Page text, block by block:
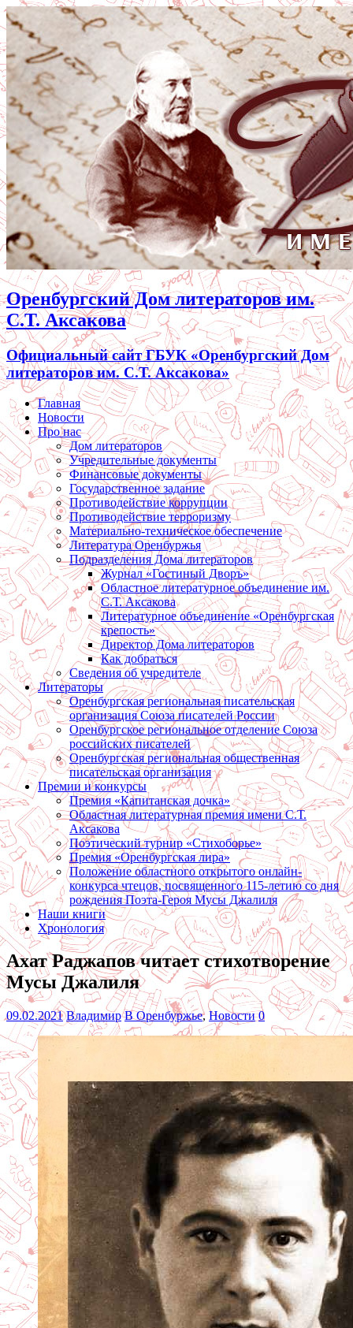
Оренбургский Дом литераторов им.
С.Т. Аксакова
Официальный сайт ГБУК «Оренбургский Дом
литераторов им. С.Т. Аксакова»
Главная
Новости
Про нас
Дом литераторов
Учредительные документы
Финансовые документы
Государственное задание
Противодействие коррупции
Противодействие терроризму
Материально-техническое обеспечение
Литература Оренбуржья
Подразделения Дома литераторов
Журнал «Гостиный Дворъ»
Областное литературное объединение им.
С.Т. Аксакова
Литературное объединение «Оренбургская
крепость»
Директор Дома литераторов
Как добраться
Сведения об учредителе
Литераторы
Оренбургская региональная писательская
организация Союза писателей России
Оренбургское региональное отделение Союза
российских писателей
Оренбургская региональная общественная
писательская организация
Премии и конкурсы
Премия «Капитанская дочка»
Областная литературная премия имени С.Т.
Аксакова
Поэтический турнир «Стихоборье»
Премия «Оренбургская лира»
Положение областного открытого онлайн-
конкурса чтецов, посвященного 115-летию со дня
рождения Поэта-Героя Мусы Джалиля
Наши книги
Хронология
Ахат Раджапов читает стихотворение
Мусы Джалиля
09.02.2021 Владимир В Оренбуржье, Новости 0